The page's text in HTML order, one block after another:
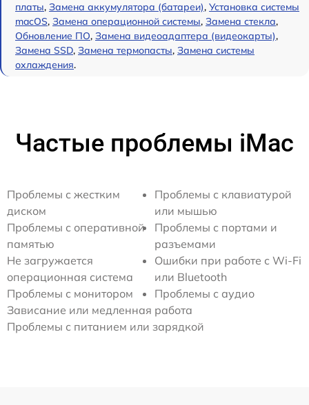
платы, Замена аккумулятора (батареи), Установка системы
macOS, Замена операционной системы, Замена стекла,
Обновление ПО, Замена видеоадаптера (видеокарты),
Замена SSD, Замена термопасты, Замена системы
охлаждения.
Частые проблемы iMac
Проблемы с жестким
диском
Проблемы с оперативной
памятью
Не загружается
операционная система
Проблемы с монитором
Проблемы с клавиатурой
или мышью
Проблемы с портами и
разъемами
Ошибки при работе с Wi-Fi
или Bluetooth
Проблемы с аудио
Зависание или медленная работа
Проблемы с питанием или зарядкой